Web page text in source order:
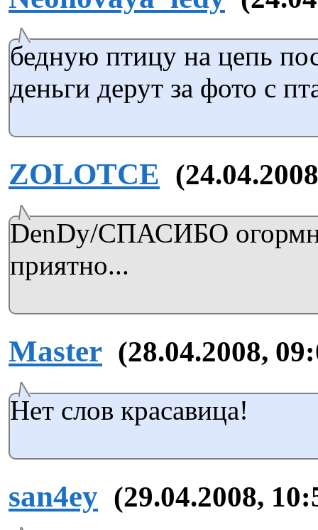
бедную птицу на цепь
деньги дерут за фото с
ZOLOTCE
DenDy/СПАСИБО
приятно...
Master (28.04.2008,
Нет слов красавица!
san4ey (29.04.2008,